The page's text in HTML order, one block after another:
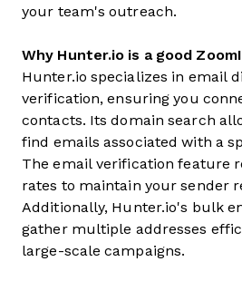
your team's outreach.
Why Hunter.io is a good
Hunter.io specializes in email
verification, ensuring you
contacts. Its domain search
find emails associated with a
The email verification feature
rates to maintain your sender
Additionally, Hunter.io's bulk
gather multiple addresses
large-scale campaigns.